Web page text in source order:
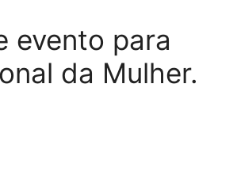
evento para
da Mulher.